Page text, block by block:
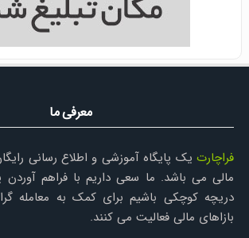
معرفی ما
فراچارتیک پایگاه آموزشی و اطلاع رسانی
مالی می باشد. ما سعی داریم با فراهم
دریچه کوچکی باشیم برای کمک به معامله
بازاهای مالی فعالیت می کنند.